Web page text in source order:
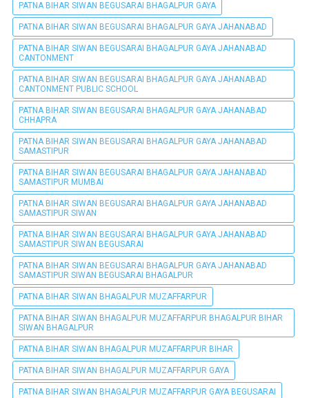
PATNA BIHAR SIWAN BEGUSARAI BHAGALPUR GAYA
PATNA BIHAR SIWAN BEGUSARAI BHAGALPUR GAYA JAHANABAD
PATNA BIHAR SIWAN BEGUSARAI BHAGALPUR GAYA JAHANABAD
CANTONMENT
PATNA BIHAR SIWAN BEGUSARAI BHAGALPUR GAYA JAHANABAD
CANTONMENT PUBLIC SCHOOL
PATNA BIHAR SIWAN BEGUSARAI BHAGALPUR GAYA JAHANABAD
CHHAPRA
PATNA BIHAR SIWAN BEGUSARAI BHAGALPUR GAYA JAHANABAD
SAMASTIPUR
PATNA BIHAR SIWAN BEGUSARAI BHAGALPUR GAYA JAHANABAD
SAMASTIPUR MUMBAI
PATNA BIHAR SIWAN BEGUSARAI BHAGALPUR GAYA JAHANABAD
SAMASTIPUR SIWAN
PATNA BIHAR SIWAN BEGUSARAI BHAGALPUR GAYA JAHANABAD
SAMASTIPUR SIWAN BEGUSARAI
PATNA BIHAR SIWAN BEGUSARAI BHAGALPUR GAYA JAHANABAD
SAMASTIPUR SIWAN BEGUSARAI BHAGALPUR
PATNA BIHAR SIWAN BHAGALPUR MUZAFFARPUR
PATNA BIHAR SIWAN BHAGALPUR MUZAFFARPUR BHAGALPUR BIHAR
SIWAN BHAGALPUR
PATNA BIHAR SIWAN BHAGALPUR MUZAFFARPUR BIHAR
PATNA BIHAR SIWAN BHAGALPUR MUZAFFARPUR GAYA
PATNA BIHAR SIWAN BHAGALPUR MUZAFFARPUR GAYA BEGUSARAI